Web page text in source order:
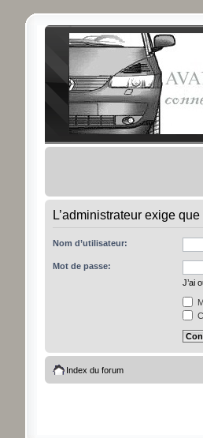
L’administrateur exige
Nom d’utilisateur:
Mot de passe:
J’ai
Index du forum